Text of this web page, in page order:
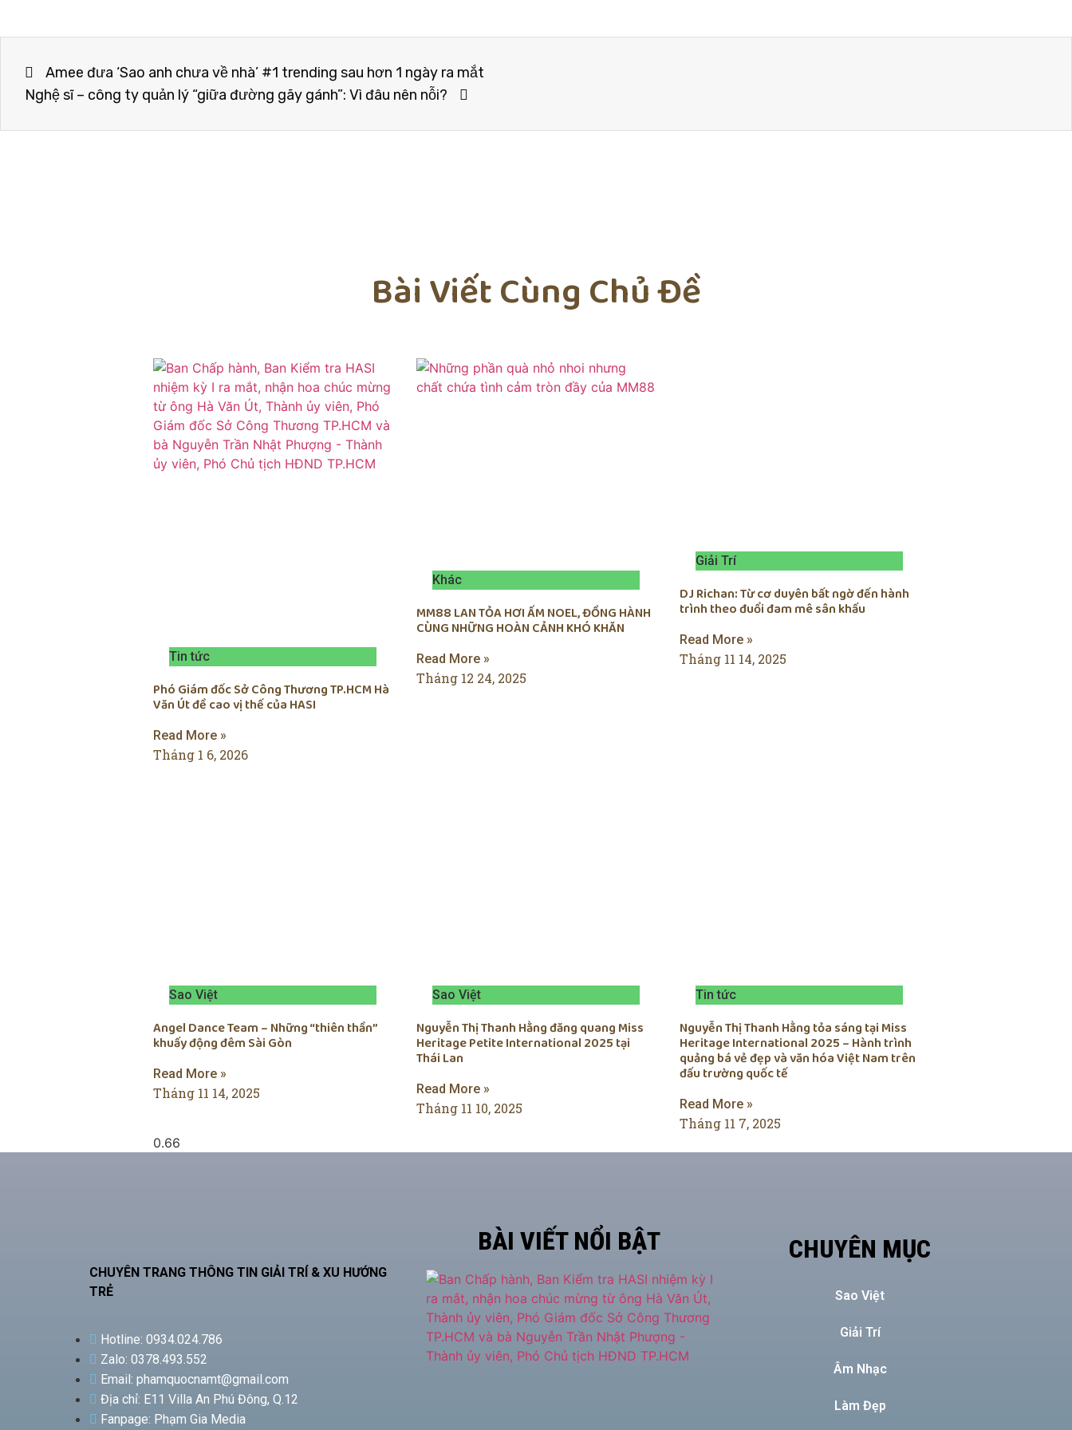
Amee đưa ‘Sao anh chưa về nhà’ #1 trending sau hơn 1 ngày ra mắt
Nghệ sĩ – công ty quản lý “giữa đường gãy gánh”: Vì đâu nên nỗi?
Bài Viết Cùng Chủ Đề
Tin tức
Phó Giám đốc Sở Công Thương TP.HCM Hà
Văn Út đề cao vị thế của HASI
Read More »
Tháng 1 6, 2026
Khác
MM88 LAN TỎA HƠI ẤM NOEL, ĐỒNG HÀNH
CÙNG NHỮNG HOÀN CẢNH KHÓ KHĂN
Read More »
Tháng 12 24, 2025
Giải Trí
DJ Richan: Từ cơ duyên bất ngờ đến hành
trình theo đuổi đam mê sân khấu
Read More »
Tháng 11 14, 2025
Sao Việt
Angel Dance Team – Những “thiên thần”
khuấy động đêm Sài Gòn
Read More »
Tháng 11 14, 2025
Sao Việt
Nguyễn Thị Thanh Hằng đăng quang Miss
Heritage Petite International 2025 tại
Thái Lan
Read More »
Tháng 11 10, 2025
Tin tức
Nguyễn Thị Thanh Hằng tỏa sáng tại Miss
Heritage International 2025 – Hành trình
quảng bá vẻ đẹp và văn hóa Việt Nam trên
đấu trường quốc tế
Read More »
Tháng 11 7, 2025
CHUYÊN TRANG THÔNG TIN GIẢI TRÍ & XU HƯỚNG
TRẺ
Hotline: 0934.024.786
Zalo: 0378.493.552
Email: phamquocnamt@gmail.com
Địa chỉ: E11 Villa An Phú Đông, Q.12
Fanpage: Phạm Gia Media
BÀI VIẾT NỔI BẬT CHUYÊN MỤC
Sao Việt
Giải Trí
Âm Nhạc
Làm Đẹp